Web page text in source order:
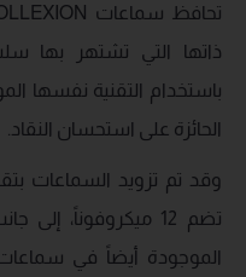
الحائزة على استحسان النقاد.